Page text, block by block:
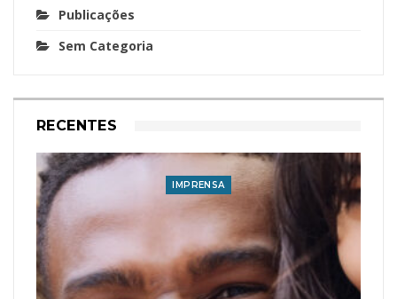
Publicações
Sem Categoria
RECENTES
IMPRENSA